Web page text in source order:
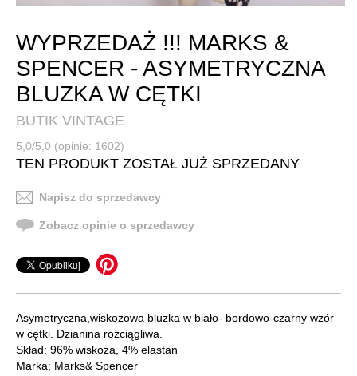
WYPRZEDAŻ !!! MARKS &
SPENCER - ASYMETRYCZNA
BLUZKA W CĘTKI
BUTIK VINTAGE
5,0/5,0 (opinie: 1602)
TEN PRODUKT ZOSTAŁ JUŻ SPRZEDANY
Napisz do sprzedawcy
Zobacz opinie o sprzedawcy
Asymetryczna,wiskozowa bluzka w biało- bordowo-czarny wzór
w cętki. Dzianina rozciągliwa.
Skład: 96% wiskoza, 4% elastan
Marka; Marks& Spencer